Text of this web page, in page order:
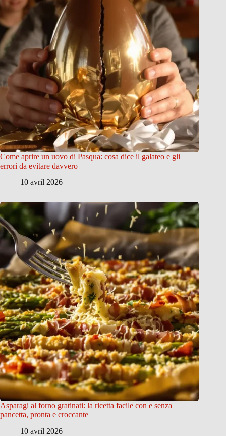
Come aprire un uovo di Pasqua: cosa dice il galateo e gli
errori da evitare davvero
10 avril 2026
Asparagi al forno gratinati: la ricetta facile con e senza
pancetta, pronta e croccante
10 avril 2026